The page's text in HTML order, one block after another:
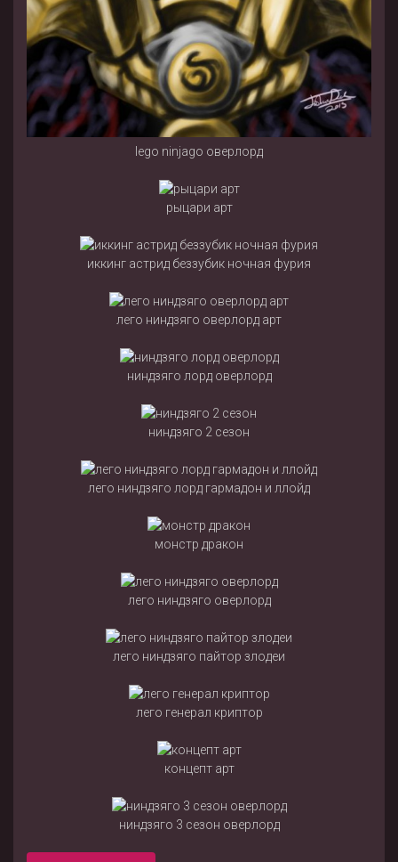
lego ninjago оверлорд
рыцари арт
иккинг астрид беззубик ночная фурия
лего ниндзяго оверлорд арт
ниндзяго лорд оверлорд
ниндзяго 2 сезон
лего ниндзяго лорд гармадон и ллойд
монстр дракон
лего ниндзяго оверлорд
лего ниндзяго пайтор злодеи
лего генерал криптор
концепт арт
ниндзяго 3 сезон оверлорд